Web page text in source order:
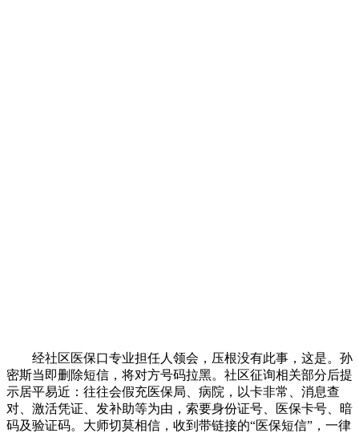
经社区医保口专业担任人领会，压根没有此事，这是。孙
密斯当即删除短信，将对方号码拉黑。社区征询相关部分后提
示居平易近：往往会假充医保局、病院，以卡非常、消息查
对、激活凭证、发补助等为由，索要身份证号、医保卡号、暗
码及验证码。大师切莫相信，收到带链接的“医保短信”，一律